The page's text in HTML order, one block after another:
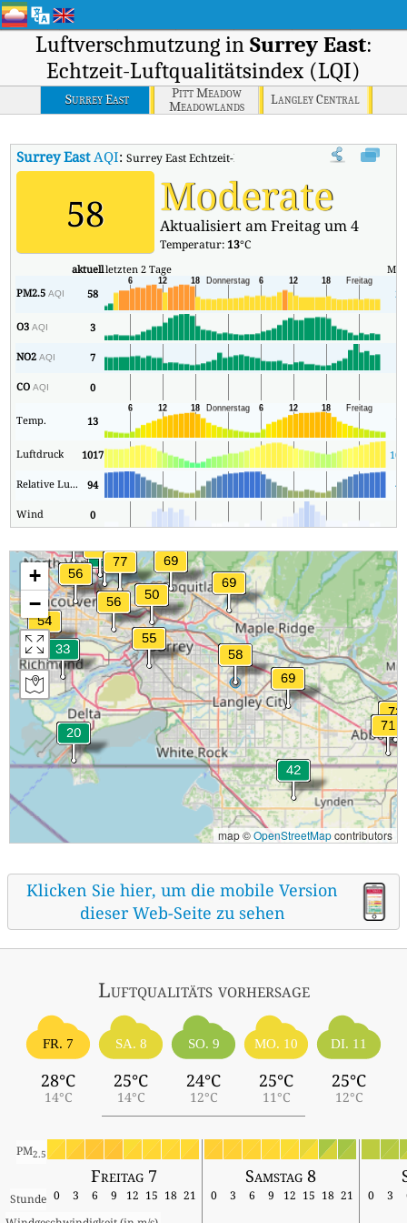
Luftverschmutzung in Surrey East:
Echtzeit-Luftqualitätsindex (LQI)
Surrey East
Pitt Meadow
Meadowlands
School
Langley Central
Surrey EastAQI:Surrey East Echtzeit-Luftqualitätsindex (AQI).
58 Moderate
Aktualisiert am Freitag um 4
Temperatur: 13°C
aktuellletzten 2 Tage
PM2.5AQI 58 23
O3AQI 3
NO2AQI 7
COAQI 0
Temp. 13 12
Luftdruck 1017
Relative Luftfeuchtigkeit 94 43
Wind 0
+
−
map ©OpenStreetMapcontributors
Klicken Sie hier, um die mobile Version
dieser Web-Seite zu sehen
Luftqualitäts vorhersage
FR. 7
28°C
14°C
SA. 8
25°C
14°C
SO. 9
24°C
12°C
MO. 10
25°C
11°C
DI. 11
25°C
12°C
PM2.5
Freitag 7 Samstag 8
Stunde 0 3 6 9 12 15 18 21 0 3 6 9 12 15 18 21 0 3